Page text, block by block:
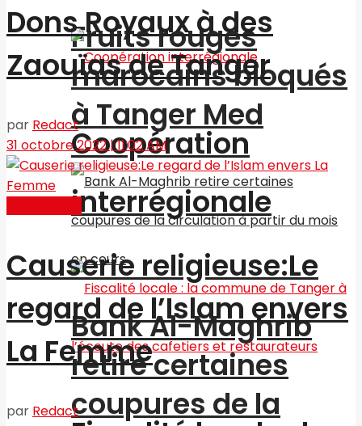
Fruits rouges
marocains bloqués
à Tanger Med
Bank Al-Maghrib
retire certaines
coupures de la
Coopération
interrégionale
Dons Royaux à des
Zaouïas de Tanger
par Redact
31 octobre 2022 | 11:02 AM
Causerie religieuse:Le
regard de l’Islam envers
La Femme
par Redact